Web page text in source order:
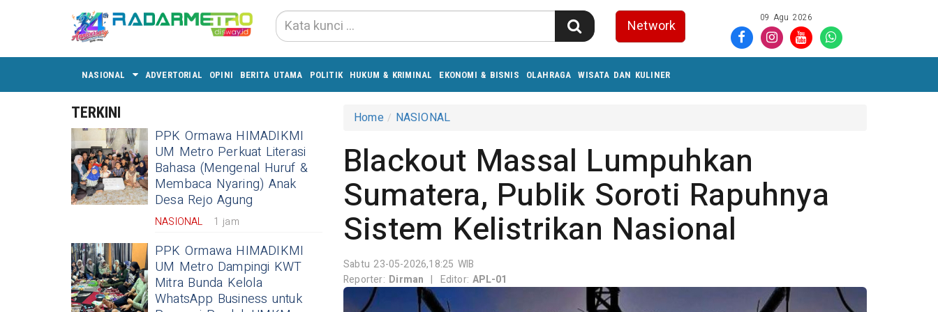
Network 09 Agu 2026
NASIONAL ADVERTORIAL OPINI BERITA UTAMA POLITIK HUKUM & KRIMINAL EKONOMI & BISNIS OLAHRAGA WISATA DAN KULINER
TERKINI
PPK Ormawa HIMADIKMI
UM Metro Perkuat Literasi
Bahasa (Mengenal Huruf &
Membaca Nyaring) Anak
Desa Rejo Agung
NASIONAL 1 jam
PPK Ormawa HIMADIKMI
UM Metro Dampingi KWT
Mitra Bunda Kelola
WhatsApp Business untuk
Home NASIONAL
Blackout Massal Lumpuhkan
Sumatera, Publik Soroti Rapuhnya
Sistem Kelistrikan Nasional
Sabtu 23-05-2026,18:25 WIB
Reporter: Dirman | Editor:APL-01